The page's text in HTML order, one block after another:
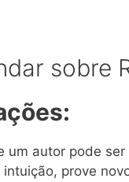
sobre
um autor pode
prove